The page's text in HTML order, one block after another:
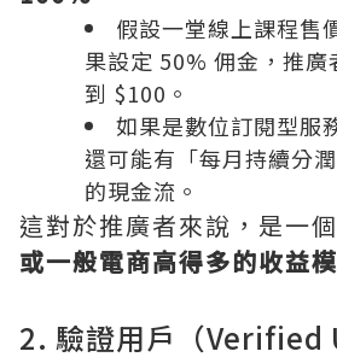
假設一堂線上課程售
果設定 50% 佣金，推
到 $100。
如果是數位訂閱型服
還可能有「每月持續分
的現金流。
這對於推廣者來說，是一個
或一般電商高得多的收益
2. 驗證用戶（Verified